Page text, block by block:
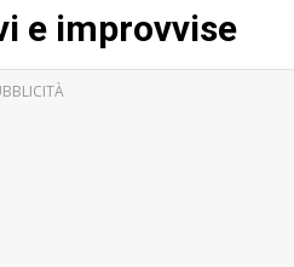
e improvvise